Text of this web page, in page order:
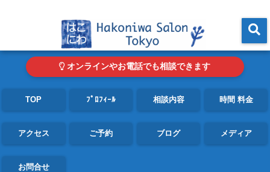
オンラインやお電話でも相談できます
TOP ﾌﾟﾛﾌｨｰﾙ 相談内容 時間 料金
アクセス ご予約 ブログ メディア
お問合せ